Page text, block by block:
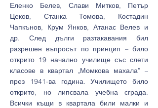
Еленко Белев, Слави Митков, Петър
Цеков, Станка Томова, Костадин
Чапкънов, Крум Янков, Атанас Велев и
др. След дълги разтакавания бил
разрешен въпросът по принцип – било
открито 19 начално училище със слети
класове в квартал „Момкова махала” –
през 1941-ва година. Училището било
открито, но липсвала учебна сграда.
Всички къщи в квартала били малки и